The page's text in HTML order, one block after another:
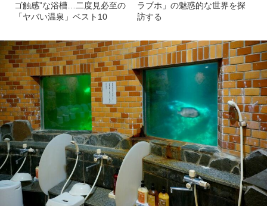
ゴ触感”な浴槽…二度見必至の
「ヤバい温泉」ベスト10
ラブホ」の魅惑的な世界を探
訪する